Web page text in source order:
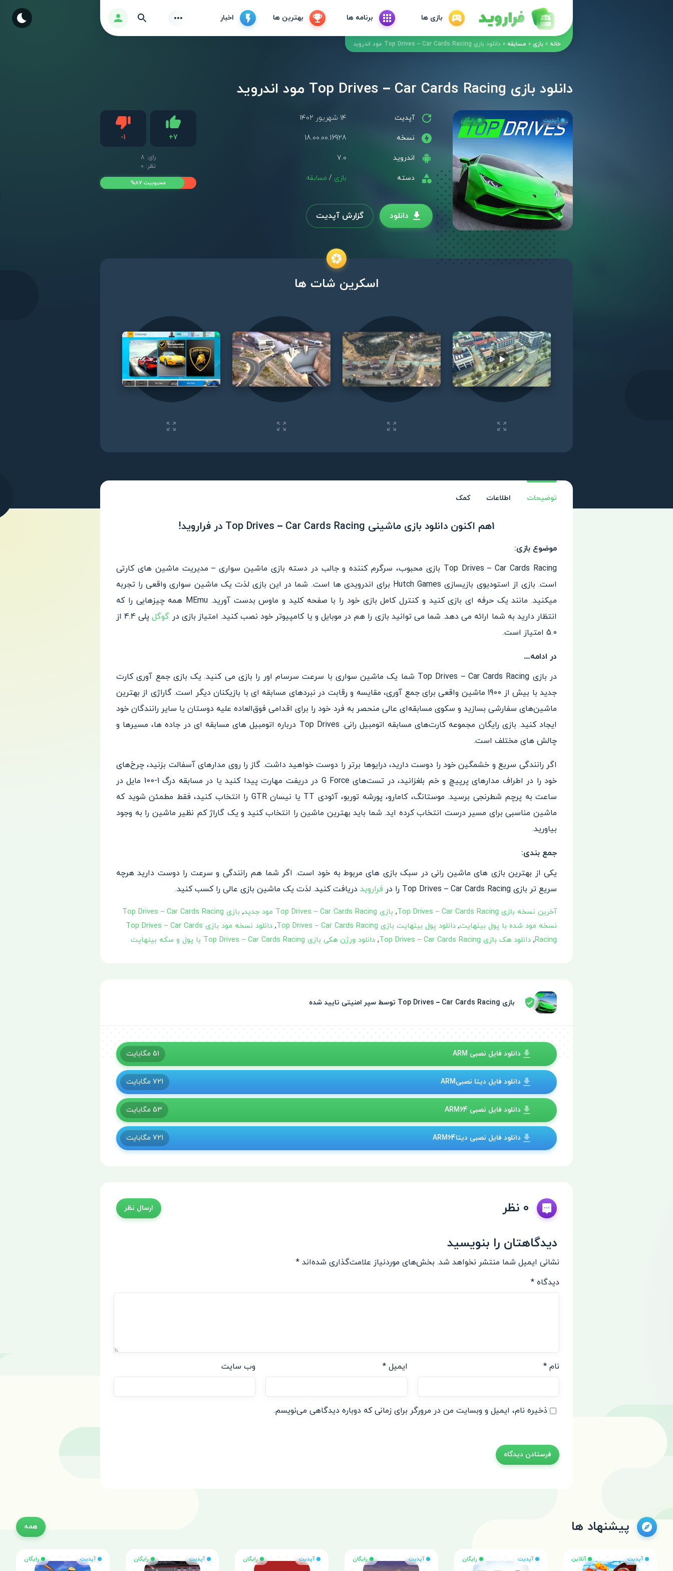
بازی ها برنامه ها بهترین ها اخبار ورود Find
خانه » بازی » مسابقه » دانلود بازی Top Drives – Car Cards Racing مود اندروید
دانلود بازی Top Drives – Car Cards Racing مود اندروید
آپدیت رایگان آپدیت ۱۴ شهریور ۱۴۰۲
نسخه 18.00.00.16928
اندروید 7.0
دسته بازی / مسابقه
+7
لایک
-1
رای: 8
نظر: 0
محبوبیت 87%
دانلود گزارش آپدیت
اسکرین شات ها
Play video
توضیحات اطلاعات کمک
1هم اکنون دانلود بازی ماشینی Top Drives – Car Cards Racing در فراروید!
موضوع بازی:
Top Drives – Car Cards Racing بازی محبوب، سرگرم کننده و جالب در دسته بازی ماشین سواری – مدیریت ماشین های کارتی
است. بازی از استودیوی بازیسازی Hutch Games برای اندرویدی ها است. شما در این بازی لذت یک ماشین سواری واقعی را تجربه
میکنید. مانند یک حرفه ای بازی کنید و کنترل کامل بازی خود را با صفحه کلید و ماوس بدست آورید.
MEmu همه چیزهایی را که
انتظار دارید به شما ارائه می دهد. شما می توانید بازی را هم در موبایل و یا کامپیوتر خود نصب کنید. امتیاز بازی در گوگل
پلی 4.4 از
5.0 امتیاز است.
در ادامه…
در بازی Top Drives – Car Cards Racing شما یک ماشین سواری با سرعت سرسام اور را بازی می کنید.
یک بازی جمع آوری کارت
جدید با بیش از 1900 ماشین واقعی برای جمع آوری، مقایسه و رقابت در نبردهای مسابقه ای با بازیکنان دیگر است.
گاراژی از بهترین
ماشین‌های سفارشی بسازید و سکوی مسابقه‌ای عالی منحصر به فرد خود را برای اقدامی فوق‌العاده علیه دوستان یا سایر رانندگان خود
ایجاد کنید. بازی رایگان مجموعه کارت‌های مسابقه اتومبیل رانی.
Top Drives درباره اتومبیل های مسابقه ای در جاده ها، مسیرها و
چالش های مختلف است.
اگر رانندگی سریع و خشمگین خود را دوست دارید، درایوها برتر را دوست خواهید داشت. گاز را روی مدارهای آسفالت بزنید، چرخ‌های
خود را در اطراف مدارهای پرپیچ و خم بلغزانید، در تست‌های G Force در دریفت مهارت پیدا کنید یا در مسابقه درگ 1-100 مایل در
ساعت به پرچم شطرنجی برسید.
موستانگ، کامارو، پورشه توربو، آئودی TT یا نیسان GTR را انتخاب کنید، فقط مطمئن شوید که
ماشین مناسبی برای مسیر درست انتخاب کرده اید.شما باید بهترین ماشین را انتخاب کنید و یک گاراژ کم نظیر ماشین را به وجود
بیاورید.
جمع بندی:
یکی از بهترین بازی های ماشین رانی در سبک بازی های مربوط به خود است. اگر شما هم رانندگی و سرعت را دوست دارید هرچه
سریع تر بازی Top Drives – Car Cards Racing را در
فراروید دریافت کنید. لذت یک ماشین بازی عالی را کسب کنید.
آخرین نسخه بازی Top Drives – Car Cards Racing , بازی Top Drives – Car Cards Racing مود جدید ,
بازی Top Drives – Car Cards Racing
نسخه مود شده با پول بینهایت, دانلود پول بینهایت بازی Top Drives – Car Cards Racing ,
دانلود نسخه مود بازی Top Drives – Car Cards
Racing
, دانلود هک بازی Top Drives – Car Cards Racing , دانلود ورژن هکی بازی Top Drives – Car Cards Racing با پول و سکه بینهایت
بازی Top Drives – Car Cards Racing توسط سپر امنیتی تایید شده
دانلود فایل نصبی ARM 51 مگابایت
دانلود فایل دیتا نصبیARM 721 مگابایت
دانلود فایل نصبی ARM64 53 مگابایت
دانلود فایل نصبی دیتاARM64 721 مگابایت
0 نظر ارسال نظر
دیدگاهتان را بنویسید
نشانی ایمیل شما منتشر نخواهد شد. بخش‌های موردنیاز علامت‌گذاری شده‌اند *
دیدگاه *
نام * ایمیل* وب‌ سایت
ذخیره نام، ایمیل و وبسایت من در مرورگر برای زمانی که دوباره دیدگاهی می‌نویسم.
پیشنهاد ها همه
آپدیت آنلاین آپدیت رایگان آپدیت رایگان آپدیت رایگان آپدیت رایگان آپدیت رایگان